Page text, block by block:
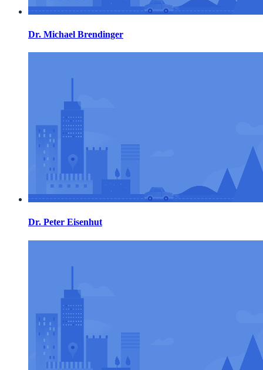
Dr. Michael Brendinger
Dr. Peter Eisenhut